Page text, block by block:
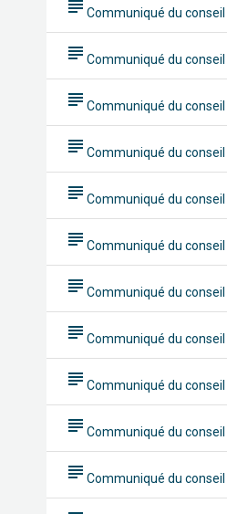
subject Communiqué du
subject Communiqué du
subject Communiqué du
subject Communiqué du
subject Communiqué du
subject Communiqué du
subject Communiqué du
subject Communiqué du
subject Communiqué du
subject Communiqué du
subject Communiqué du